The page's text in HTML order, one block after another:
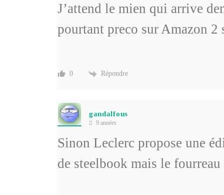
J’attend le mien qui arrive
pourtant preco sur Amazon 2
0 Répondre
gandalfous
9 années
Sinon Leclerc propose une
de steelbook mais le